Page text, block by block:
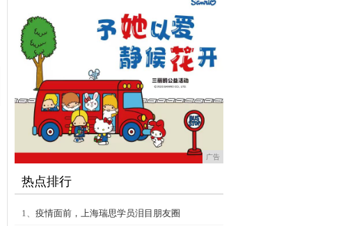
广告
热点排行
1、 疫情面前，上海瑞思学员泪目朋友圈